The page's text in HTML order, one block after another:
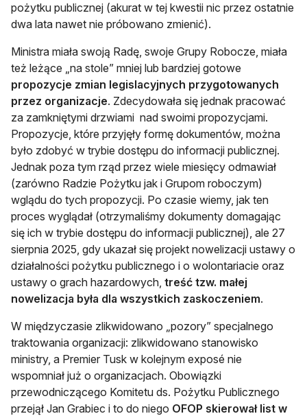
pożytku publicznej (akurat w tej kwestii nic przez ostatnie
dwa lata nawet nie próbowano zmienić).
Ministra miała swoją Radę, swoje Grupy Robocze, miała
też leżące „na stole” mniej lub bardziej gotowe
propozycje zmian legislacyjnych przygotowanych
przez organizacje. Zdecydowała się jednak pracować
za zamkniętymi drzwiami nad swoimi propozycjami.
Propozycje, które przyjęły formę dokumentów, można
było zdobyć w trybie dostępu do informacji publicznej.
Jednak poza tym rząd przez wiele miesięcy odmawiał
(zarówno Radzie Pożytku jak i Grupom roboczym)
wglądu do tych propozycji. Po czasie wiemy, jak ten
proces wyglądał (otrzymaliśmy dokumenty domagając
się ich w trybie dostępu do informacji publicznej), ale 27
sierpnia 2025, gdy ukazał się projekt nowelizacji ustawy o
działalności pożytku publicznego i o wolontariacie oraz
ustawy o grach hazardowych, treść tzw. małej
nowelizacja była dla wszystkich zaskoczeniem.
W międzyczasie zlikwidowano „pozory” specjalnego
traktowania organizacji: zlikwidowano stanowisko
ministry, a Premier Tusk w kolejnym exposé nie
wspomniał już o organizacjach. Obowiązki
przewodniczącego Komitetu ds. Pożytku Publicznego
przejął Jan Grabiec i to do niego OFOP skierował list w